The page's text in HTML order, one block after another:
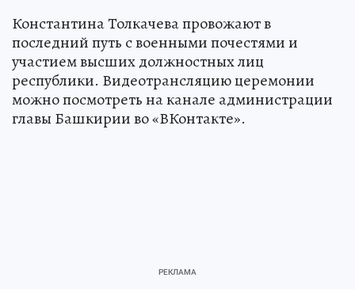
Константина Толкачева провожают в
последний путь с военными почестями и
участием высших должностных лиц
республики. Видеотрансляцию церемонии
можно посмотреть на канале администрации
главы Башкирии во «ВКонтакте».